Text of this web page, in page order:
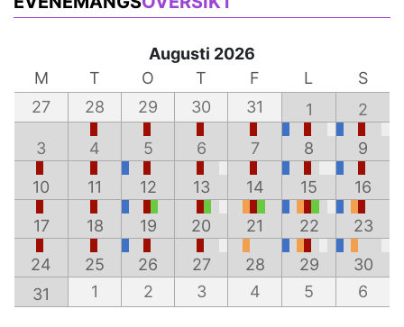
Augusti 2026
M
T O T F L
S
27
28 29 30 31 1 2
3 4 5 6 7 8 9
10 11 12 13 14 15 16
17 18 19 20 21 22 23
24 25 26 27 28 29
30
31
1 2 3 4 5 6